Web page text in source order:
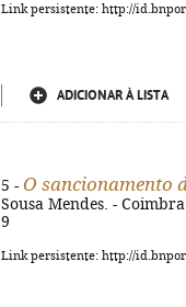
Link persistente: http://
ADICIONAR À LISTA
5 - O sancionamento
Sousa Mendes. -
9
Link persistente: http://